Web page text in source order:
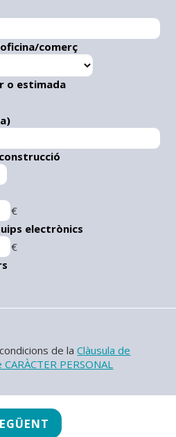
comerç
o estimada
€
electrònics
€
de laClàusula de
PERSONAL